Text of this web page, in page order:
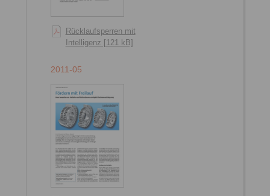
Rücklaufsperren mit
Intelligenz [121 kB]
2011-05